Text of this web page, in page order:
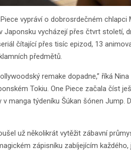
vypráví o dobrosrdečném
Japonsku vycházejí přes čtvrt století,
čítající přes tisíc epizod, 13
předmětů.
remake dopadne,” říká
Tokiu. One Piece začala číst
v manga týdeníku Šúkan šónen Jump.
už několikrát vytěžit zábavní
zápisníku zabíjejícím